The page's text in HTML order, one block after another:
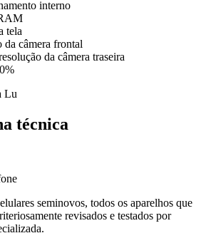
interno
tela
da câmera frontal
da câmera traseira
Lu
técnica
seminovos, todos os aparelhos que
revisados e testados por